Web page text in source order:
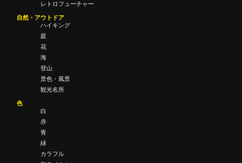
レトロフューチャー
自然・アウトドア
ハイキング
庭
花
海
登山
景色・風景
観光名所
色
白
赤
青
緑
カラフル